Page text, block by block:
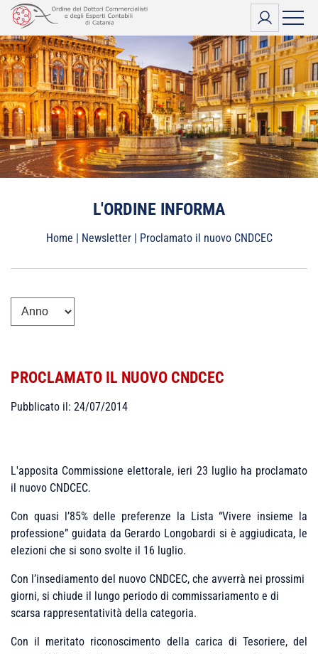
Vai
contenuto
L'ORDINE INFORMA
Home | Newsletter| Proclamato il nuovo CNDCEC
PROCLAMATO IL NUOVO CNDCEC
Pubblicato il: 24/07/2014
L'apposita Commissione elettorale, ieri 23 luglio ha proclamato
il nuovo CNDCEC.
Con quasi l’85% delle preferenze la Lista “Vivere insieme la
professione” guidata da Gerardo Longobardi si è aggiudicata, le
elezioni che si sono svolte il 16 luglio.
Con l’insediamento del nuovo CNDCEC, che avverrà nei prossimi
giorni, si chiude il lungo periodo di commissariamento e di
scarsa rappresentatività della categoria.
Con il meritato riconoscimento della carica di Tesoriere, del